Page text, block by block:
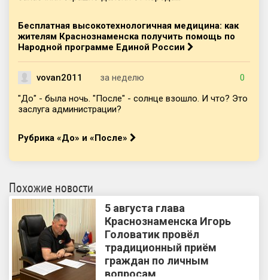
Бесплатная высокотехнологичная медицина: как
жителям Краснознаменска получить помощь по
Народной программе Единой России
vovan2011 за неделю
0
"До" - была ночь. "После" - солнце взошло. И что? Это
заслуга администрации?
Рубрика «До» и «После»
Похожие новости
5 августа глава
Краснознаменска Игорь
Головатик провёл
традиционный приём
граждан по личным
вопросам